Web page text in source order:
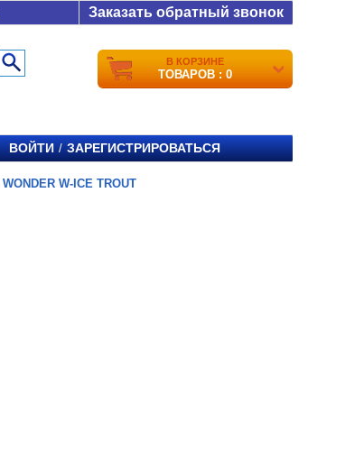
Заказать обратный звонок
В КОРЗИНЕ
ТОВАРОВ : 0
ВОЙТИ / ЗАРЕГИСТРИРОВАТЬСЯ
WONDER W-ICE TROUT